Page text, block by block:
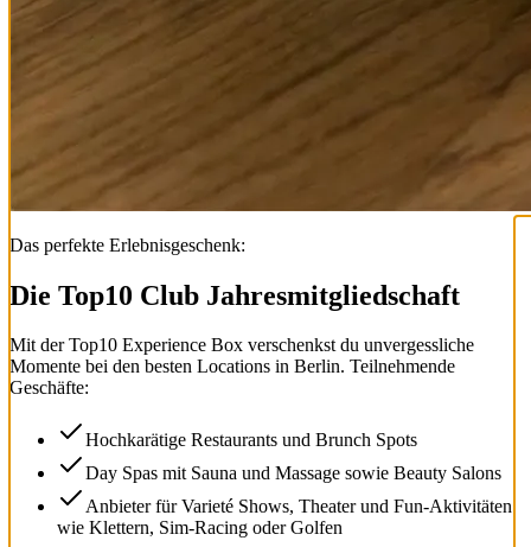
Das perfekte Erlebnisgeschenk:
Die Top10 Club Jahresmitgliedschaft
Mit derTop10 Experience Box verschenkst du unvergessliche
Momente bei den besten Locations in Berlin. Teilnehmende
Geschäfte:
Hochkarätige Restaurants und Brunch Spots
Day Spas mit Sauna und Massage sowie Beauty Salons
Anbieter für Varieté Shows, Theater und Fun-Aktivitäten
wie Klettern, Sim-Racing oder Golfen